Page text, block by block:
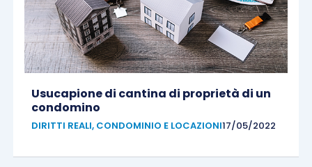
Usucapione di cantina di proprietà di un
condomino
DIRITTI REALI, CONDOMINIO E LOCAZIONI17/05/2022